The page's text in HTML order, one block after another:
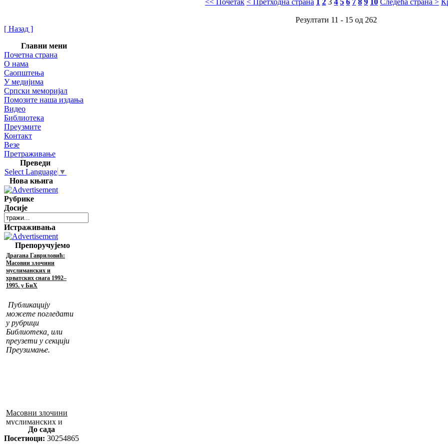
Резултати 11 - 15 од 262
[ Назад ]
Главни мени
Почетна страна
О нама
Саопштења
У медијима
Српски меморијал
Помозите наша издања
Видео
Библиотека
Преузмите
Контакт
Везе
Претраживање
Преведи
Select Language ▼
Нова књига
Рубрике
Досије
Истраживања
Препоручујемо
Драгана Гавриловић:
Масовни злочини
муслиманских и
хрватских снага 1992–
1995. у БиХ
Публикацију
можете погледати
у рубрици
Библиотека, или
преузети у секцији
Преузимање.
Масовни злочини
муслиманских и
хрватских снага
1992–1995. у БиХ
До сада
Посетиоци: 30254865